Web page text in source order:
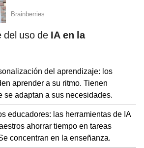
del uso de IA en la
del aprendizaje: los
aprender a su ritmo. Tienen
se adaptan a sus necesidades.
educadores: las herramientas de IA
ahorrar tiempo en tareas
concentran en la enseñanza.